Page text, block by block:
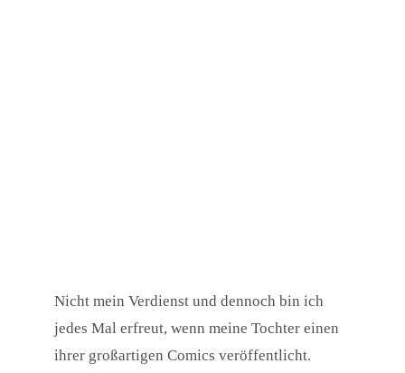
Nicht mein Verdienst und dennoch bin ich
jedes Mal erfreut, wenn meine Tochter einen
ihrer großartigen Comics veröffentlicht.